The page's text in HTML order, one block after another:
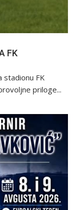
FK
stadionu FK
priloge...